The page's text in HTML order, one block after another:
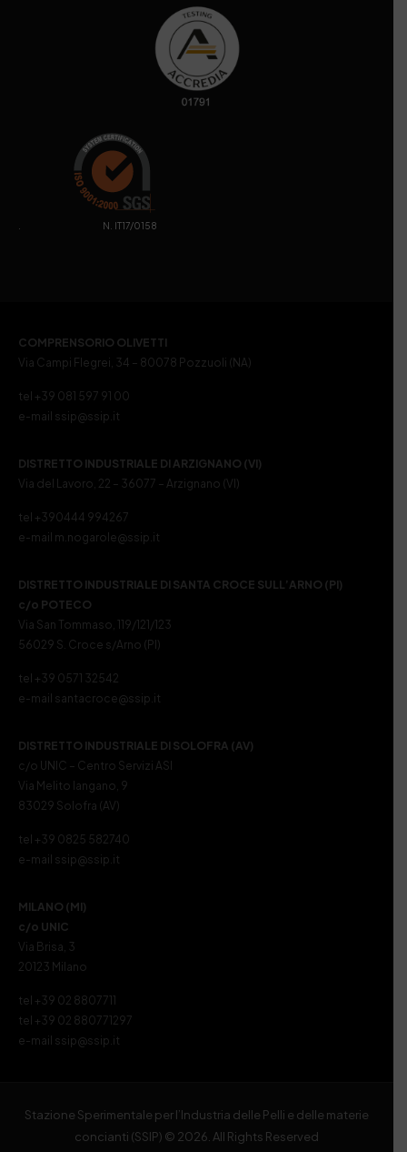
. N. IT17/0158
COMPRENSORIO OLIVETTI
Via Campi Flegrei, 34 – 80078 Pozzuoli (NA)
tel +39 081 597 91 00
e-mail ssip@ssip.it
DISTRETTO INDUSTRIALE DI ARZIGNANO (VI)
Via del Lavoro, 22 – 36077 – Arzignano (VI)
tel +390444 994267
e-mail m.nogarole@ssip.it
DISTRETTO INDUSTRIALE DI SANTA CROCE SULL’ARNO (PI)
c/o POTECO
Via San Tommaso, 119/121/123
56029 S. Croce s/Arno (PI)
tel +39 0571 32542
e-mail santacroce@ssip.it
DISTRETTO INDUSTRIALE DI SOLOFRA (AV)
c/o UNIC – Centro Servizi ASI
Via Melito Iangano, 9
83029 Solofra (AV)
tel +39 0825 582740
e-mail ssip@ssip.it
MILANO (MI)
c/o UNIC
Via Brisa, 3
20123 Milano
tel +39 02 8807711
tel +39 02 880771297
e-mail ssip@ssip.it
Stazione Sperimentale per l’Industria delle Pelli e delle materie
concianti (SSIP) © 2026. All Rights Reserved